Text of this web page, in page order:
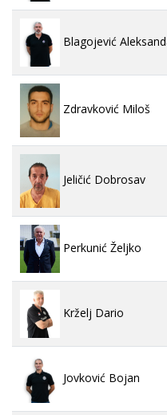
Blagojević
Zdravković Miloš
Jeličić Dobrosav
Perkunić Željko
Krželj Dario
Jovković Bojan